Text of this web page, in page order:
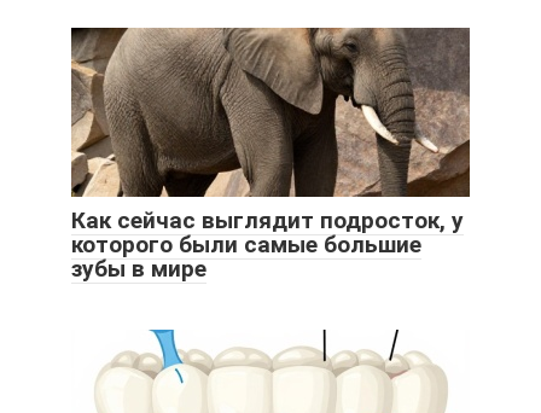
Как сейчас выглядит подросток, у
которого были самые большие
зубы в мире